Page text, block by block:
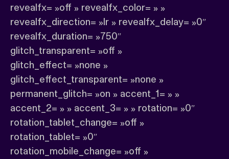
revealfx= »off » revealfx_color= » »
revealfx_direction= »lr » revealfx_delay= »0″
revealfx_duration= »750″
glitch_transparent= »off »
glitch_effect= »none »
glitch_effect_transparent= »none »
permanent_glitch= »on » accent_1= » »
accent_2= » » accent_3= » » rotation= »0″
rotation_tablet_change= »off »
rotation_tablet= »0″
rotation_mobile_change= »off »